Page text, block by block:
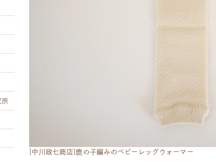
[中川政七商店]鹿の子編みのベビーレッグウォーマー
所